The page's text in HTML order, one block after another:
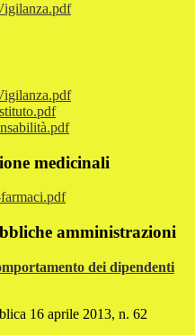
medicinali
amministrazioni
dei dipendenti
16 aprile 2013, n. 62